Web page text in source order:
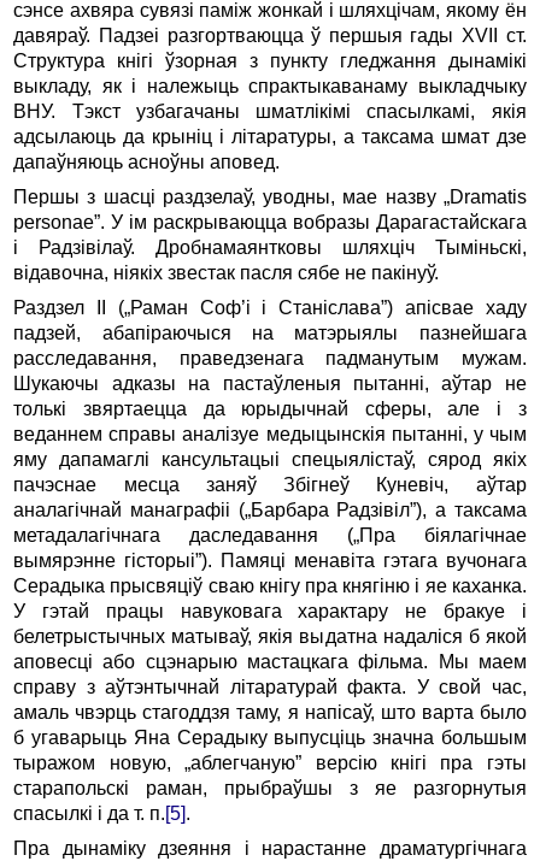
сэнсе ахвяра сувязі паміж жонкай і шляхцічам, якому ён
давяраў. Падзеі разгортваюцца ў першыя гады XVII ст.
Структура кнігі ўзорная з пункту гледжання дынамікі
выкладу, як і належыць спрактыкаванаму выкладчыку
ВНУ. Тэкст узбагачаны шматлікімі спасылкамі, якія
адсылаюць да крыніц і літаратуры, а таксама шмат дзе
дапаўняюць асноўны аповед.
Першы з шасці раздзелаў, уводны, мае назву „Dramatis
personae”. У ім раскрываюцца вобразы Дарагастайскага
і Радзівілаў. Дробнамаянтковы шляхціч Тыміньскі,
відавочна, ніякіх звестак пасля сябе не пакінуў.
Раздзел II („Раман Соф’і і Станіслава”) апісвае хаду
падзей, абапіраючыся на матэрыялы пазнейшага
расследавання, праведзенага падманутым мужам.
Шукаючы адказы на пастаўленыя пытанні, аўтар не
толькі звяртаецца да юрыдычнай сферы, але і з
веданнем справы аналізуе медыцынскія пытанні, у чым
яму дапамаглі кансультацыі спецыялістаў, сярод якіх
пачэснае месца заняў Збігнеў Куневіч, аўтар
аналагічнай манаграфіі („Барбара Радзівіл”), а таксама
метадалагічнага даследавання („Пра біялагічнае
вымярэнне гісторыі”). Памяці менавіта гэтага вучонага
Серадыка прысвяціў сваю кнігу пра княгіню і яе каханка.
У гэтай працы навуковага характару не бракуе і
белетрыстычных матываў, якія выдатна надаліся б якой
аповесці або сцэнарыю мастацкага фільма. Мы маем
справу з аўтэнтычнай літаратурай факта. У свой час,
амаль чвэрць стагоддзя таму, я напісаў, што варта было
б угаварыць Яна Серадыку выпусціць значна большым
тыражом новую, „аблегчаную” версію кнігі пра гэты
старапольскі раман, прыбраўшы з яе разгорнутыя
спасылкі і да т. п.[5].
Пра дынаміку дзеяння і нарастанне драматургічнага